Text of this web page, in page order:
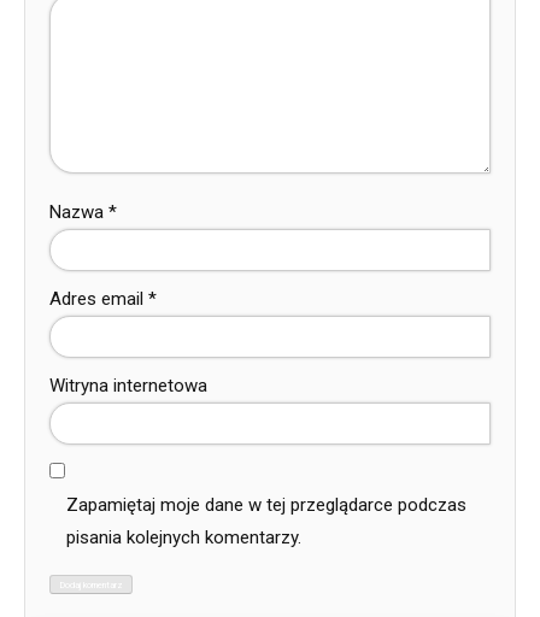
Nazwa *
Adres email *
Witryna internetowa
Zapamiętaj moje dane w tej przeglądarce podczas
pisania kolejnych komentarzy.